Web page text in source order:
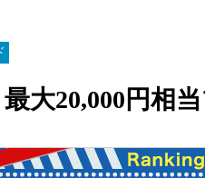
大20,000円相当